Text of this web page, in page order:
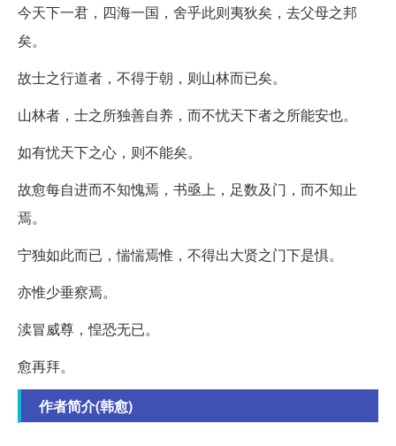
今天下一君，四海一国，舍乎此则夷狄矣，去父母之邦
矣。
故士之行道者，不得于朝，则山林而已矣。
山林者，士之所独善自养，而不忧天下者之所能安也。
如有忧天下之心，则不能矣。
故愈每自进而不知愧焉，书亟上，足数及门，而不知止
焉。
宁独如此而已，惴惴焉惟，不得出大贤之门下是惧。
亦惟少垂察焉。
渎冒威尊，惶恐无已。
愈再拜。
作者简介(韩愈)